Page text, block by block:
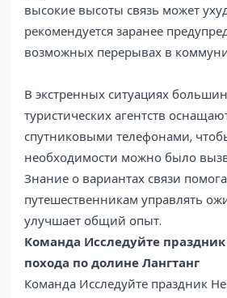
высокие высоты связь может
рекомендуется заранее
возможных перерывах в
В экстренных ситуациях
туристических агентств
спутниковыми телефонами,
необходимости можно было
Знание о вариантах связи
путешественникам управлять
улучшает общий опыт.
Команда Исследуйте
похода по долине Лангтанг
Команда Исследуйте праздник